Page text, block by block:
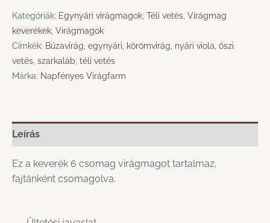
Kategóriák: Egynyári virágmagok Téli vetés Virágmag
keverékek Virágmagok
Címkék: Búzavirág egynyári körömvirág nyári viola őszi
vetés szarkaláb téli vetés
Márka: Napfényes Virágfarm
Leírás
Ez a keverék 6 csomag virágmagot tartalmaz,
fajtánként csomagolva.